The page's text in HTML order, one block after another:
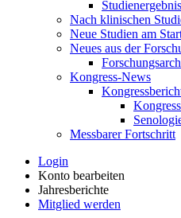
Nach klinischen
Neue Studien am
Neues aus der
Kongress-News
Messbarer Fortschritt
Login
Konto bearbeiten
Jahresberichte
Mitglied werden